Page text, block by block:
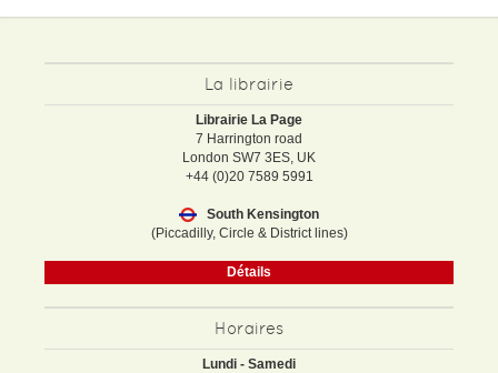
La librairie
Librairie La Page
7 Harrington road
London SW7 3ES, UK
+44 (0)20 7589 5991
South Kensington
(Piccadilly, Circle & District lines)
Détails
Horaires
Lundi - Samedi